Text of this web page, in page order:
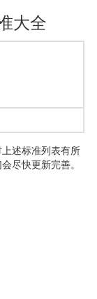
大全
述标准列表有所
尽快更新完善。